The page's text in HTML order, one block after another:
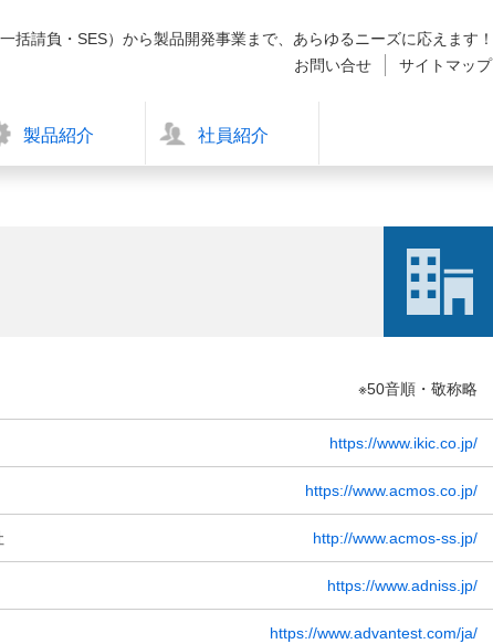
括請負・SES）から製品開発事業まで、あらゆるニーズに応えます！
お問い合せ
サイトマップ
製品紹介 社員紹介
※50音順・敬称略
https://www.ikic.co.jp/
https://www.acmos.co.jp/
http://www.acmos-ss.jp/
https://www.adniss.jp/
https://www.advantest.com/ja/